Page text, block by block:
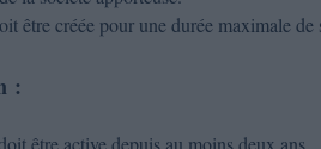
être créée pour une durée maximale de
:
être active depuis au moins deux ans.